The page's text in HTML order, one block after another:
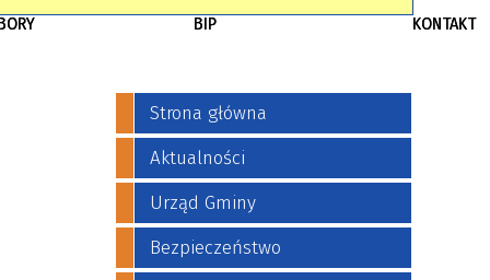
BIP KONTAKT
Strona główna
Aktualności
Urząd Gminy
Bezpieczeństwo